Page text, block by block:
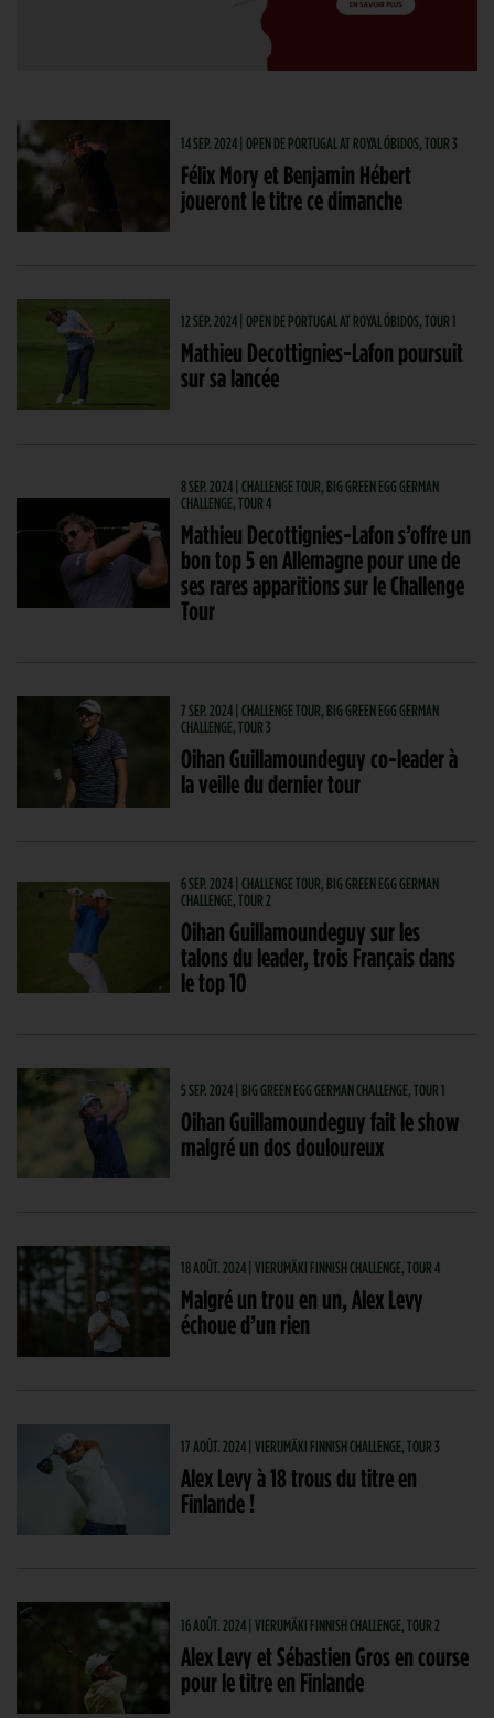
14 SEP. 2024 | OPEN DE PORTUGAL AT ROYAL ÓBIDOS, TOUR 3
Félix Mory et Benjamin Hébert
joueront le titre ce dimanche
12 SEP. 2024 | OPEN DE PORTUGAL AT ROYAL ÓBIDOS, TOUR 1
Mathieu Decottignies-Lafon poursuit
sur sa lancée
8 SEP. 2024 | CHALLENGE TOUR, BIG GREEN EGG GERMAN
CHALLENGE, TOUR 4
Mathieu Decottignies-Lafon s’offre un
bon top 5 en Allemagne pour une de
ses rares apparitions sur le Challenge
Tour
7 SEP. 2024 | CHALLENGE TOUR, BIG GREEN EGG GERMAN
CHALLENGE, TOUR 3
Oihan Guillamoundeguy co-leader à
la veille du dernier tour
6 SEP. 2024 | CHALLENGE TOUR, BIG GREEN EGG GERMAN
CHALLENGE, TOUR 2
Oihan Guillamoundeguy sur les
talons du leader, trois Français dans
le top 10
5 SEP. 2024 | BIG GREEN EGG GERMAN CHALLENGE, TOUR 1
Oihan Guillamoundeguy fait le show
malgré un dos douloureux
18 AOÛT. 2024 | VIERUMÄKI FINNISH CHALLENGE, TOUR 4
Malgré un trou en un, Alex Levy
échoue d’un rien
17 AOÛT. 2024 | VIERUMÄKI FINNISH CHALLENGE, TOUR 3
Alex Levy à 18 trous du titre en
Finlande !
16 AOÛT. 2024 | VIERUMÄKI FINNISH CHALLENGE, TOUR 2
Alex Levy et Sébastien Gros en course
pour le titre en Finlande